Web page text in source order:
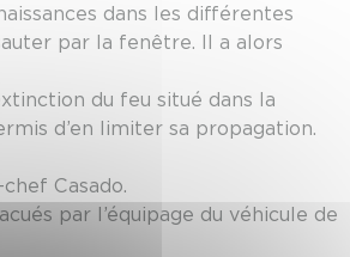
dans les différentes
par la fenêtre. Il a alors
du feu situé dans la
d’en limiter sa propagation.
Casado.
par l’équipage du véhicule de